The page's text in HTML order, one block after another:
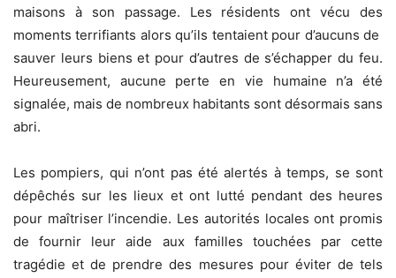
maisons à son passage. Les résidents ont vécu des
moments terrifiants alors qu’ils tentaient pour d’aucuns de
sauver leurs biens et pour d’autres de s’échapper du feu.
Heureusement, aucune perte en vie humaine n’a été
signalée, mais de nombreux habitants sont désormais sans
abri.
Les pompiers, qui n’ont pas été alertés à temps, se sont
dépêchés sur les lieux et ont lutté pendant des heures
pour maîtriser l’incendie. Les autorités locales ont promis
de fournir leur aide aux familles touchées par cette
tragédie et de prendre des mesures pour éviter de tels